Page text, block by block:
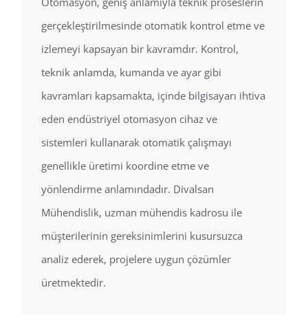
gerçekleştirilmesinde otomatik kontrol etme ve
izlemeyi kapsayan bir kavramdır. Kontrol,
teknik anlamda, kumanda ve ayar gibi
kavramları kapsamakta, içinde bilgisayarı ihtiva
eden endüstriyel otomasyon cihaz ve
sistemleri kullanarak otomatik çalışmayı
genellikle üretimi koordine etme ve
yönlendirme anlamındadır. Divalsan
Mühendislik, uzman mühendis kadrosu ile
müşterilerinin gereksinimlerini kusursuzca
analiz ederek, projelere uygun çözümler
üretmektedir.